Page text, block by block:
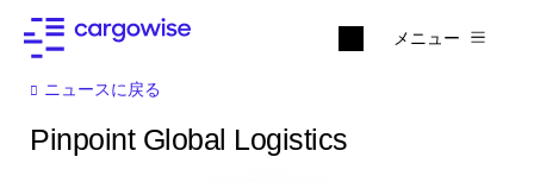
メニュー
ニュースに戻る
Pinpoint Global Logistics